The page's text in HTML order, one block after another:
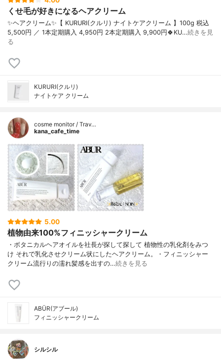
くせ毛が好きになるヘアクリーム
✨ヘアクリーム✨【 KURURI(クルリ) ナイトケアクリーム 】100g 税込
5,500円 ／ 1本定期購入 4,950円 2本定期購入 9,900円🍀KU…続きを見
る
KURURI(クルリ)
ナイトケア クリーム
cosme monitor / Trav…
kana_cafe_time
5.00
植物由来100%フィニッシャークリーム
・ボタニカルヘアオイルを社長が探して探して 植物性の乳化剤をみつ
け それで乳化させクリーム状にしたヘアクリーム。・フィニッシャー
クリーム流行りの濡れ髪感を出すの…続きを見る
ABÜR(アブール)
フィニッシャークリーム
シルシル